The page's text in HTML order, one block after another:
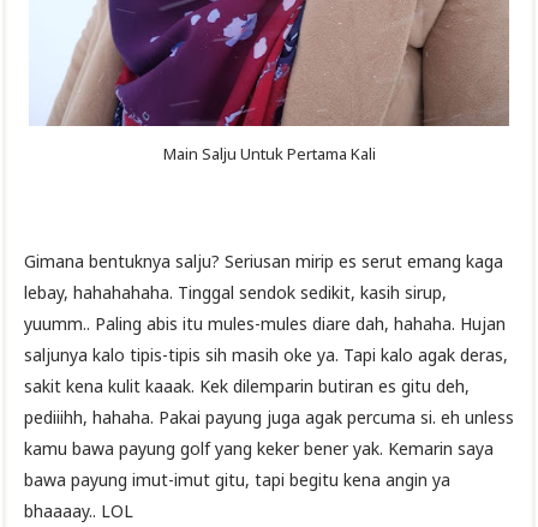
Main Salju Untuk Pertama Kali
Gimana bentuknya salju? Seriusan mirip es serut emang kaga
lebay, hahahahaha. Tinggal sendok sedikit, kasih sirup,
yuumm.. Paling abis itu mules-mules diare dah, hahaha. Hujan
saljunya kalo tipis-tipis sih masih oke ya. Tapi kalo agak deras,
sakit kena kulit kaaak. Kek dilemparin butiran es gitu deh,
pediiihh, hahaha. Pakai payung juga agak percuma si. eh unless
kamu bawa payung golf yang keker bener yak. Kemarin saya
bawa payung imut-imut gitu, tapi begitu kena angin ya
bhaaaay.. LOL